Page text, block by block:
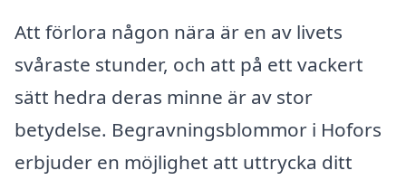
Att förlora någon nära är en av livets
svåraste stunder, och att på ett vackert
sätt hedra deras minne är av stor
betydelse. Begravningsblommor i Hofors
erbjuder en möjlighet att uttrycka ditt